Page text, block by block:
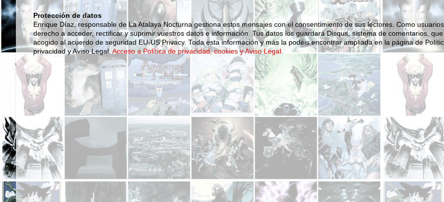
Protección de datos
Enrique Díaz, responsable de La Atalaya Nocturna gestiona estos mensajes con el consentimiento de sus lectores. Como
derecho a acceder, rectificar y suprimir vuestros datos e información. Tus datos los guardará Disqus, sistema de comentarios, que
acogido al acuerdo de seguridad EU-US Privacy. Toda esta información y más la podéis encontrar ampliada en la página de
privacidad y Aviso Legal.Acceso a Política de privacidad, cookies y Aviso Legal.